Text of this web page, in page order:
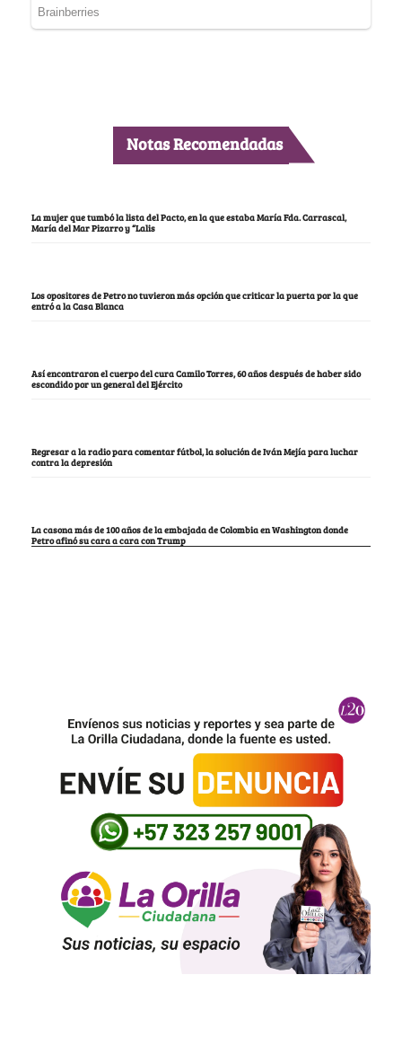
Notas Recomendadas
La mujer que tumbó la lista del Pacto, en la que estaba María Fda. Carrascal,
María del Mar Pizarro y “Lalis
Los opositores de Petro no tuvieron más opción que criticar la puerta por la que
entró a la Casa Blanca
Así encontraron el cuerpo del cura Camilo Torres, 60 años después de haber sido
escondido por un general del Ejército
Regresar a la radio para comentar fútbol, la solución de Iván Mejía para luchar
contra la depresión
La casona más de 100 años de la embajada de Colombia en Washington donde
Petro afinó su cara a cara con Trump